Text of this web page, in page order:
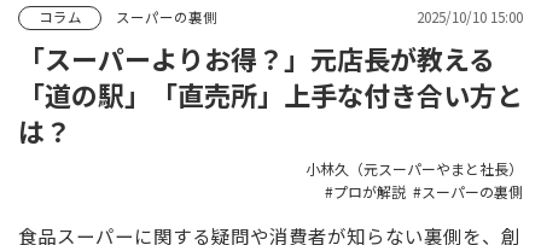
コラム スーパーの裏側 2025/10/10 15:00
「スーパーよりお得？」元店長が教える
「道の駅」「直売所」上手な付き合い方と
は？
小林久（元スーパーやまと社長）
プロが解説
スーパーの裏側
食品スーパーに関する疑問や消費者が知らない裏側を、創